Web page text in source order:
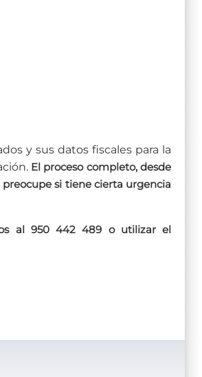
y sus datos fiscales para la
El proceso completo, desde
preocupe si tiene cierta urgencia
al 950 442 489 o utilizar el